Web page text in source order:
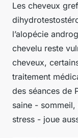
Les cheveux
l’alopécie
chevelu reste
cheveux,
traitement
des séances de
saine -
stress - joue